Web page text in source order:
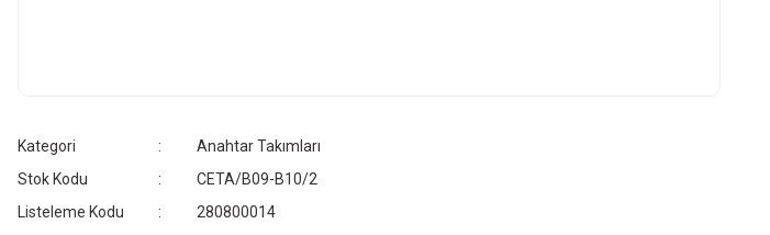
Kategori
Anahtar Takımları
Stok Kodu
CETA/B09-B10/2
Listeleme Kodu
280800014